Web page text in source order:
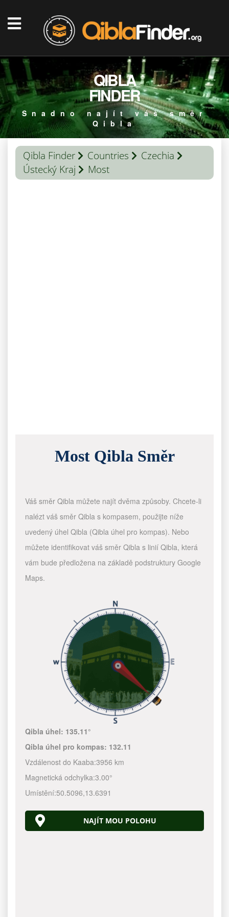
QIBLA
FINDER
Snadno najít váš směr
Qibla
Qibla Finder Countries
Czechia
Ústecký Kraj
Most
Most Qibla Směr
Váš směr Qibla můžete najít dvěma způsoby. Chcete-li
nalézt váš směr Qibla s kompasem, použijte níže
uvedený úhel Qibla (Qibla úhel pro kompas). Nebo
můžete identifikovat váš směr Qibla s linií Qibla, která
vám bude předložena na základě podstruktury Google
Maps.
Qibla úhel: 135.11°
Qibla úhel pro kompas: 132.11
Vzdálenost do Kaaba:3956 km
Magnetická odchylka:3.00°
Umístění:50.5096,13.6391
NAJÍT MOU POLOHU